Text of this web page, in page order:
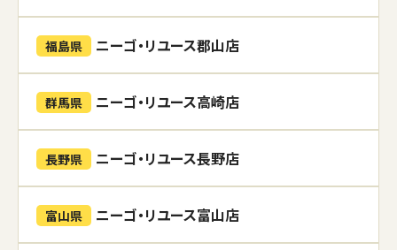
福島県 ニーゴ・リユース郡山店
群馬県 ニーゴ・リユース高崎店
長野県 ニーゴ・リユース長野店
富山県 ニーゴ・リユース富山店